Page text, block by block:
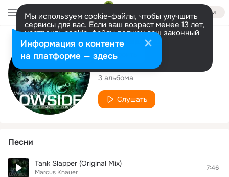
Войти
Мы используем cookie-файлы, чтобы улучшить
сервисы для вас. Если ваш возраст менее 13 лет,
настроить cookie-файлы должен ваш законный
представитель. Больше информации
Разрешить все Настроить
Исполнитель
Marcus Knauer
3 альбома
Слушать
Песни
Tank Slapper (Original Mix)
Marcus Knauer
7:46
Информация о контенте
на платформе — здесь